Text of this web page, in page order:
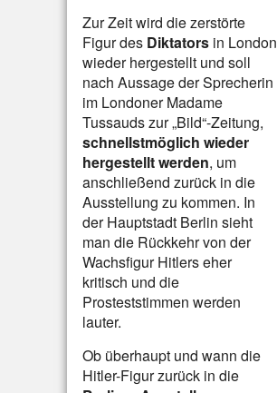
Zur Zeit wird die zerstörte
Figur des Diktators in London
wieder hergestellt und soll
nach Aussage der Sprecherin
im Londoner Madame
Tussauds zur „Bild“-Zeitung,
schnellstmöglich wieder
hergestellt werden, um
anschließend zurück in die
Ausstellung zu kommen. In
der Hauptstadt Berlin sieht
man die Rückkehr von der
Wachsfigur Hitlers eher
kritisch und die
Prosteststimmen werden
lauter.
Ob überhaupt und wann die
Hitler-Figur zurück in die